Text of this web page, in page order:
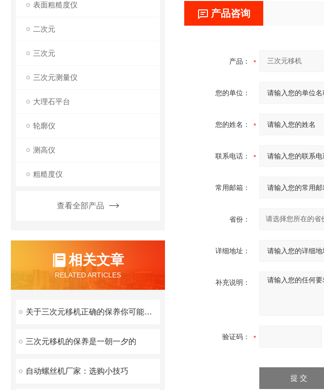
表面粗糙度仪
二次元
三次元
三次元测量仪
大理石平台
轮廓仪
测高仪
粗糙度仪
查看全部产品
相关文章
RELATED ARTICLES
关于三次元移机正确的保养你可能还不知道
三次元移机的保养是一朝一夕的
自动螺丝机厂家：选购小技巧
产品咨询
产品：
您的单位：
您的姓名：
联系电话：
常用邮箱：
省份：
详细地址：
补充说明：
验证码：